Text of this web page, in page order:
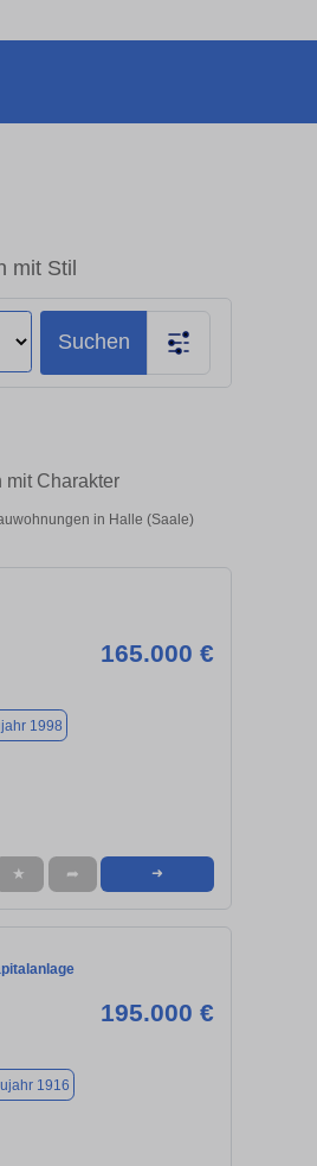
mit Stil
Suchen
mit Charakter
in Halle (Saale)
165.000 €
1998
★ ➦ ➜
195.000 €
1916